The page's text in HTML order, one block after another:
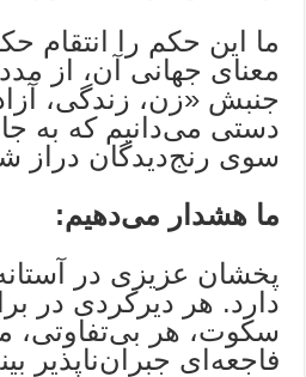
ما این حکم را انتقام
معنای جهانی آن، از
جنبش «زن، زندگی،
دستی می‌دانیم که به
سوی رنج‌دیدگان دراز
ما هشدار می‌دهیم:
پخشان عزیزی در
دارد. هر دیرکردی در
سکوت، هر بی‌تفاوتی،
فاجعه‌ای جبران‌ناپذیر